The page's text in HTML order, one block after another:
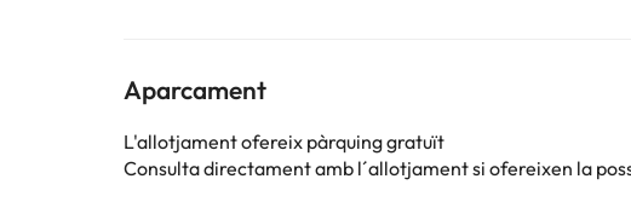
Aparcament
L'allotjament ofereix pàrquing gratuït
Consulta directament amb l´allotjament si ofereixen la